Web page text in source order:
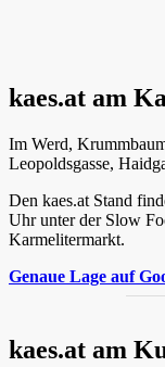
kaes.at am
Im Werd,
Leopoldsgasse,
Den kaes.at Stand
Uhr unter der Slow
Karmelitermarkt.
Genaue Lage auf
kaes.at am